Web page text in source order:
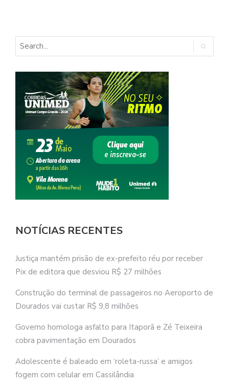
NOTÍCIAS RECENTES
Justiça mantém prisão de ex-prefeito réu por receber
Pix de editora que desviou R$ 27 milhões
Construção do terminal de passageiros no Aeroporto de
Dourados vai custar R$ 9,8 milhões
Governo homologa asfalto para Itaporã e Zé Teixeira
cobra pavimentação em Dourados
Adolescente é baleado em ‘roleta-russa’ e amigos
fogem com celular em Cassilândia